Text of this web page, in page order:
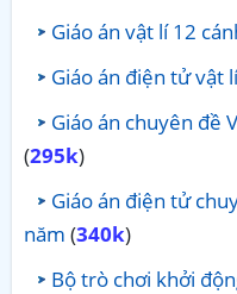
Giáo án vật lí 12
Giáo án điện tử vật
Giáo án chuyên đề
(295k)
Giáo án điện tử
năm (340k)
Bộ trò chơi khởi